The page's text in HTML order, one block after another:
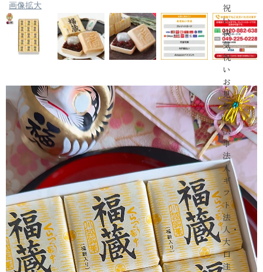
祝
い
快
気
祝
い
お
見
舞
い
法
事
法
人
ギ
フ
ト
法
人・
大
口
注
画像拡大